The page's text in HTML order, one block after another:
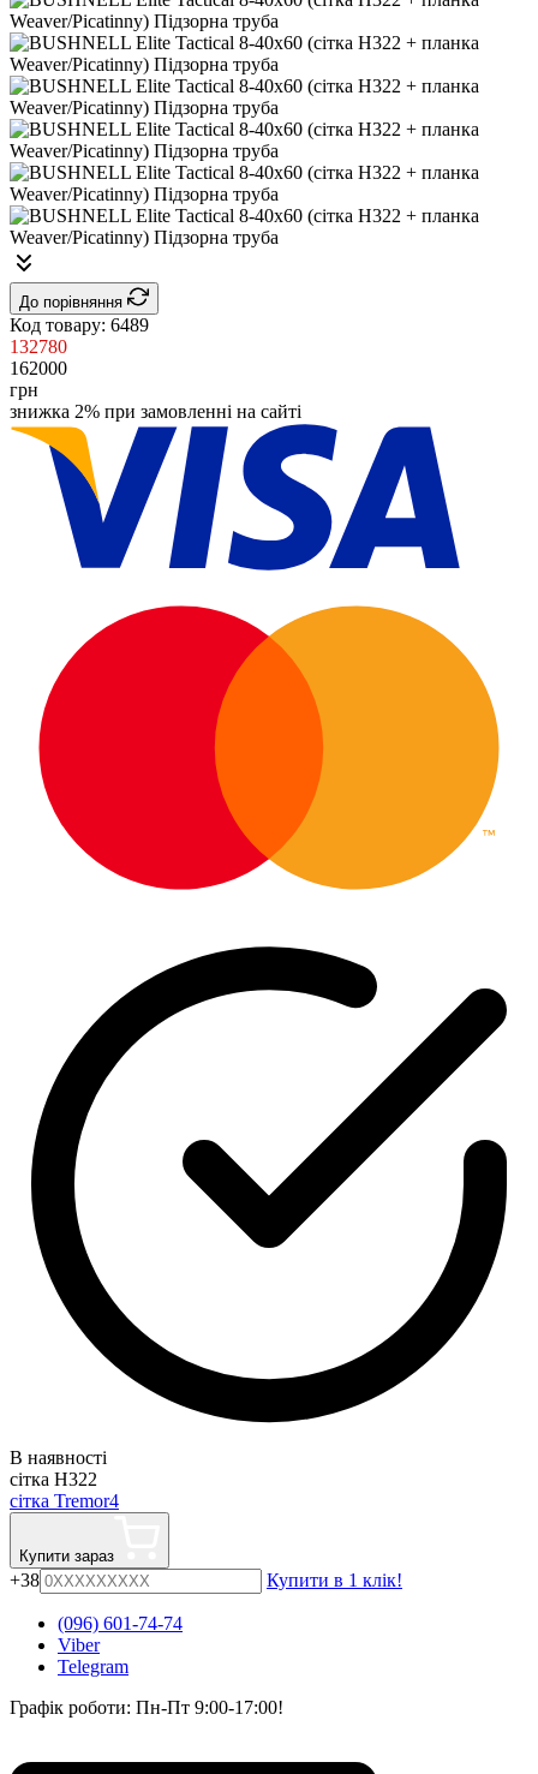
До порівняння
Код товару: 6489
132780
162000
грн
знижка 2% при замовленні на сайті
В наявності
сітка H322
сітка Tremor4
Купити зараз
+38 Купити в 1 клік!
(096) 601-74-74
Viber
Telegram
Графік роботи: Пн-Пт 9:00-17:00!